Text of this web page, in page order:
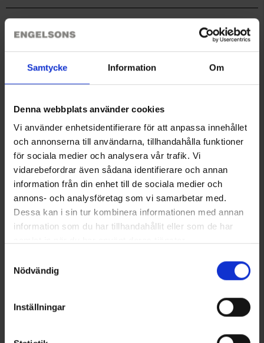
Samtycke Information Om
Denna webbplats använder cookies
Vi använder enhetsidentifierare för att anpassa innehållet
och annonserna till användarna, tillhandahålla funktioner
för sociala medier och analysera vår trafik. Vi
vidarebefordrar även sådana identifierare och annan
information från din enhet till de sociala medier och
annons- och analysföretag som vi samarbetar med.
Dessa kan i sin tur kombinera informationen med annan
information som du har tillhandahållit eller som de har
Nödvändig
Inställningar
Saatat myös tarvita
Miesten T-paita Bambu
Alk.9,95 €
Travel Miesten Ulkoiluhousut
39 €
Samankaltaiset tuotteet